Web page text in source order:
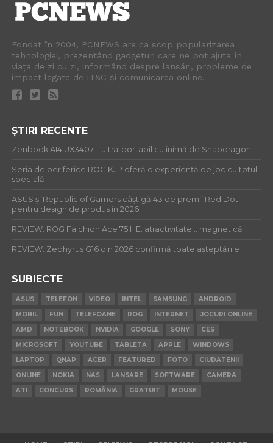
Fondat în 2004, PCNEWS are ca scop popularizarea
tehnologiei, prezentând gadgeturi care ne pot ajuta în
viața de zi cu zi, informând despre lansări, probleme de
impact legate de IT&C și comunicarea online.
ȘTIRI RECENTE
Zenbook A14 UX3407 – ultra-portabil cu inimă de Snapdragon
Seria de periferice ROG KJP oferă o experiență de joc cu totul
specială
ASUS și Republic of Gamers câștigă 43 de premii Red Dot
pentru design de produs în 2026
REVIEW: ROG Falchion Ace 75 HE: atractivitate… magnetică
REVIEW: Zephyrus G16 din 2026 confirmă toate așteptările
SUBIECTE
ASUS TELEFON VIDEO INTEL SAMSUNG
ANDROID
MOBIL
FUN TELEFOANE ROG INTERNET
JOCURI ONLINE
AMD
NOTEBOOK NVIDIA GOOGLE SONY
CES
MICROSOFT
YOUTUBE TABLETA APPLE
WINDOWS
LAPTOP
QNAP ACER FEATURED FOTO
CIUDATENII
ONLINE
NOKIA NAS LANSARE SOFTWARE
CAMERA
ATI
CONCURS ROMÂNIA GRATUIT MOUSE